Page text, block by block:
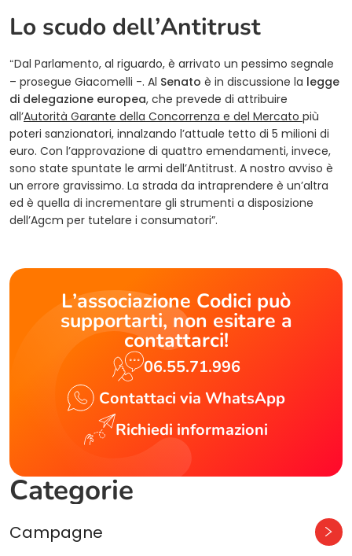
Lo scudo dell’Antitrust
“Dal Parlamento, al riguardo, è arrivato un pessimo segnale
– prosegue Giacomelli -. Al Senato è in discussione la legge
di delegazione europea, che prevede di attribuire
all’Autorità Garante della Concorrenza e del Mercato (opens in
più
poteri sanzionatori, innalzando l’attuale tetto di 5 milioni di
euro. Con l’approvazione di quattro emendamenti, invece,
sono state spuntate le armi dell’Antitrust. A nostro avviso è
un errore gravissimo. La strada da intraprendere è un’altra
ed è quella di incrementare gli strumenti a disposizione
dell’Agcm per tutelare i consumatori”.
L’associazione Codici può
supportarti, non esitare a
contattarci!
06.55.71.996
Contattaci via WhatsApp
Richiedi informazioni
Categorie
Campagne